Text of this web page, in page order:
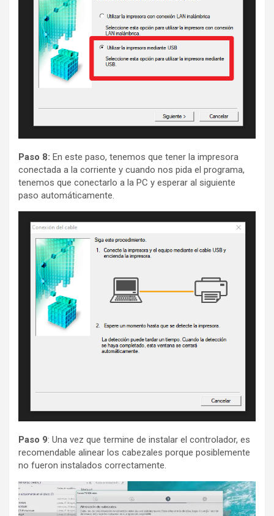
Paso 8: En este paso, tenemos que tener la impresora
conectada a la corriente y cuando nos pida el programa,
tenemos que conectarlo a la PC y esperar al siguiente
paso automáticamente.
Paso 9: Una vez que termine de instalar el controlador, es
recomendable alinear los cabezales porque posiblemente
no fueron instalados correctamente.